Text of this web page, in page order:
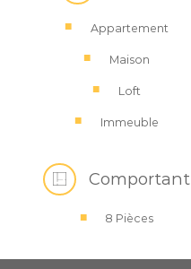
Appartement
Maison
Loft
Immeuble
Comportant
8 Pièces